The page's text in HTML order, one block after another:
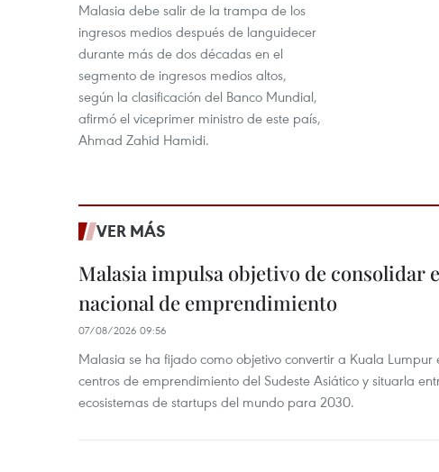
Malasia debe salir de la trampa de los
ingresos medios después de languidecer
durante más de dos décadas en el
segmento de ingresos medios altos,
según la clasificación del Banco Mundial,
afirmó el viceprimer ministro de este país,
Ahmad Zahid Hamidi.
VER MÁS
Malasia impulsa objetivo de consolidar
nacional de emprendimiento
07/08/2026 09:56
Malasia se ha fijado como objetivo convertir a Kuala Lumpur
centros de emprendimiento del Sudeste Asiático y situarla
ecosistemas de startups del mundo para 2030.